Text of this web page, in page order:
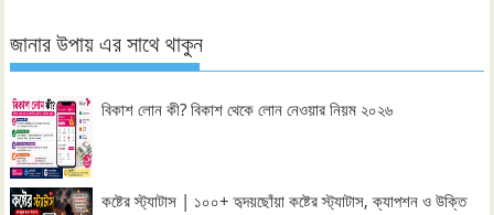
জানার উপায় এর সাথে থাকুন
বিকাশ লোন কী? বিকাশ থেকে লোন নেওয়ার নিয়ম ২০২৬
কষ্টের স্ট্যাটাস | ১০০+ হৃদয়ছোঁয়া কষ্টের স্ট্যাটাস, ক্যাপশন ও উক্তি